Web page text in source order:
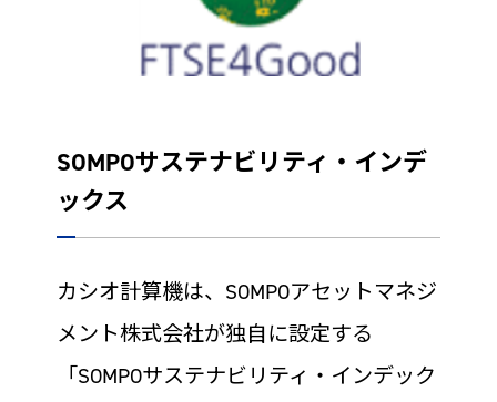
SOMPOサステナビリティ・インデ
ックス
カシオ計算機は、SOMPOアセットマネジ
メント株式会社が独自に設定する
「SOMPOサステナビリティ・インデック